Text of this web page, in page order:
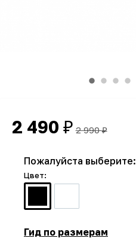
2 490 ₽ 2 990₽
Пожалуйста выберите:
Цвет:
Гид по размерам